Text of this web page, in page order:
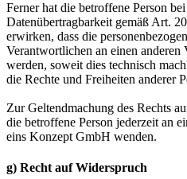
Ferner hat die betroffene Person
Datenübertragbarkeit gemäß Art.
erwirken, dass die
Verantwortlichen an einen
werden, soweit dies technisch
die Rechte und Freiheiten anderer
Zur Geltendmachung des Rechts
die betroffene Person jederzeit an
eins Konzept GmbH wenden.
g) Recht auf Widerspruch